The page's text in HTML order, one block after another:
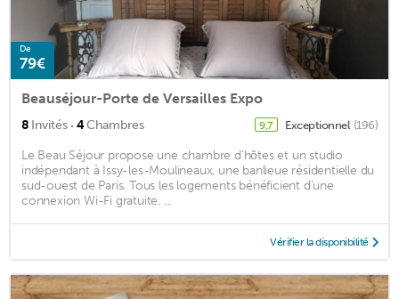
De
79€
Beauséjour-Porte de Versailles Expo
8 Invités · 4Chambres 9,7 Exceptionnel (196)
Le Beau Séjour propose une chambre d'hôtes et un studio
indépendant à Issy-les-Moulineaux, une banlieue résidentielle du
sud-ouest de Paris. Tous les logements bénéficient d'une
connexion Wi-Fi gratuite. ...
Vérifier la disponibilité